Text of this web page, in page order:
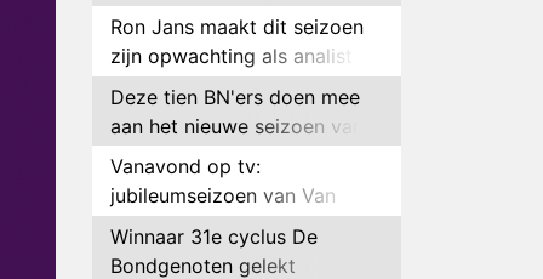
ongemakkelijke momenten
Ron Jans maakt dit seizoen
zijn opwachting als analist
Deze tien BN'ers doen mee
aan het nieuwe seizoen van
Bestemming X
Vanavond op tv:
jubileumseizoen van Van
Onschatbare Waarde gaat
van start
Winnaar 31e cyclus De
Bondgenoten gelekt